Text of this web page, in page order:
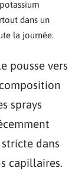
dans un
la journée.
pousse vers
sprays
dans
capillaires.